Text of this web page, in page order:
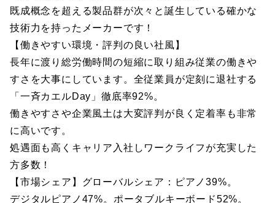
既成概念を超える製品群が次々と誕生している確かな
技術力を持ったメーカーです！
【働きやすい環境・評判の良い社風】
長年に渡り総労働時間の短縮に取り組み従業の働きや
すさを大事にしています。全従業員が定刻に退社する
「一斉カエルDay」徹底率92%。
働きやすさや企業風土は大変評判が良く定着率も非常
に高いです。
処遇面も高くキャリア入社しワークライフが充実した
方多数！
【市場シェア】グローバルシェア：ピアノ39%。
デジタルピアノ47%。ポータブルキーボード52%。